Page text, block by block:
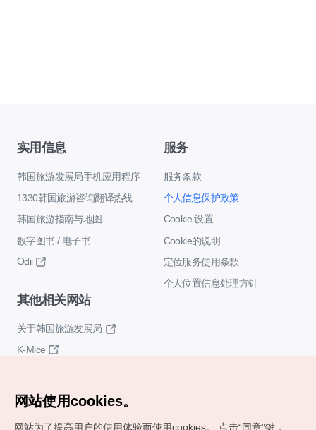
实用信息
韩国旅游发展局手机应用程序
1330韩国旅游咨询翻译热线
韩国旅游指南与地图
数字图书 / 电子书
Odii
服务
服务条款
个人信息保护政策
Cookie 设置
Cookie的说明
定位服务使用条款
个人位置信息处理方针
其他相关网站
关于韩国旅游发展局
K-Mice
网站使用cookies。
网站为了提高用户的使用体验而使用cookies。 点击“同意"键，